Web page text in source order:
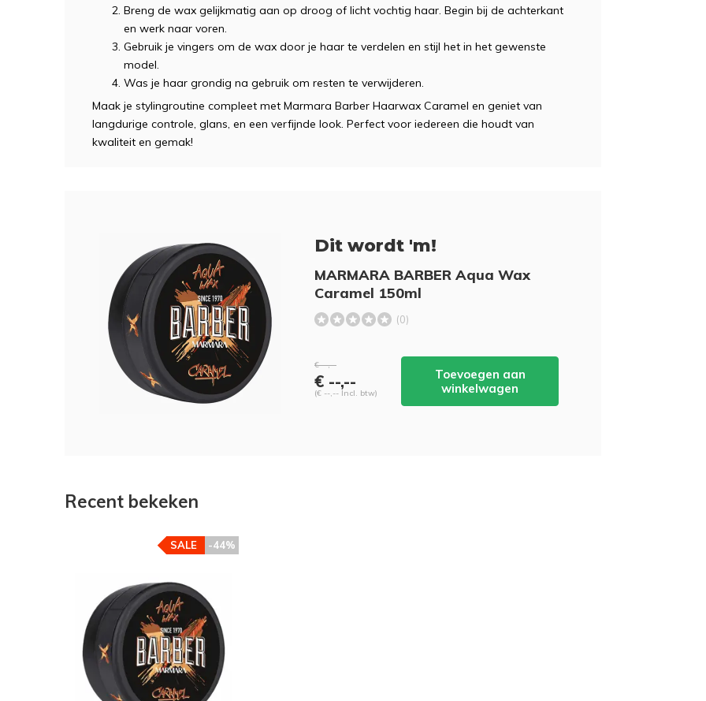
Breng de wax gelijkmatig aan op droog of licht vochtig haar. Begin bij de achterkant
en werk naar voren.
Gebruik je vingers om de wax door je haar te verdelen en stijl het in het gewenste
model.
Was je haar grondig na gebruik om resten te verwijderen.
Maak je stylingroutine compleet met Marmara Barber Haarwax Caramel en geniet van
langdurige controle, glans, en een verfijnde look. Perfect voor iedereen die houdt van
kwaliteit en gemak!
Dit wordt 'm!
MARMARA BARBER Aqua Wax
Caramel 150ml
(0)
€ --,--
€ --,--
(€ --,-- Incl. btw)
Toevoegen aan
winkelwagen
Recent bekeken
-44%
SALE